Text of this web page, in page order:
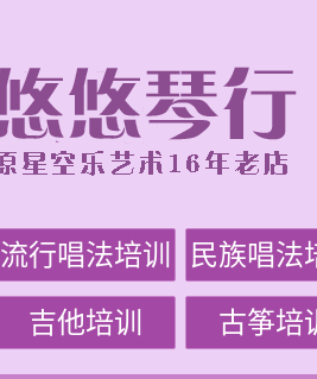
流行唱法培训 民族唱法
吉他培训 古筝培